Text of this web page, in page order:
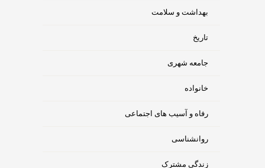
بهداشت و سلامت
تاریخ
جامعه شهری
خانواده
رفاه و آسیب های اجتماعی
روانشناسی
زندگی مشترک